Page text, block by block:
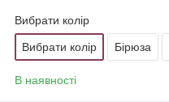
Вибрати колір
Вибрати колір Бірюза
В наявності